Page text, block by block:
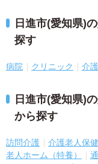
日進市(愛知県)
探す
病院 クリニック 介
日進市(愛知県)
から探す
訪問介護 介護老人保
老人ホーム（特養）